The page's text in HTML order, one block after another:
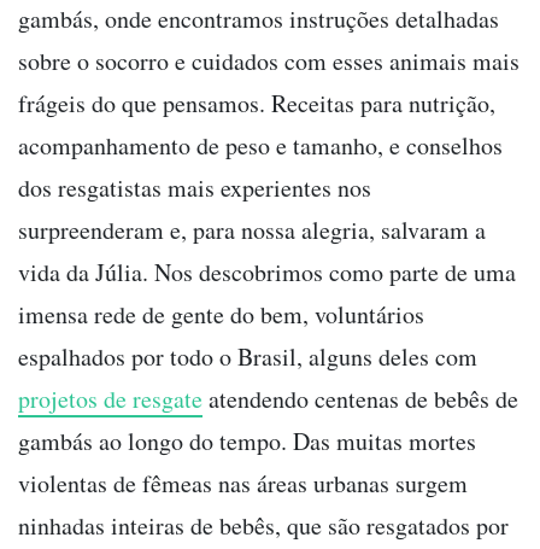
gambás, onde encontramos instruções detalhadas
sobre o socorro e cuidados com esses animais mais
frágeis do que pensamos. Receitas para nutrição,
acompanhamento de peso e tamanho, e conselhos
dos resgatistas mais experientes nos
surpreenderam e, para nossa alegria, salvaram a
vida da Júlia. Nos descobrimos como parte de uma
imensa rede de gente do bem, voluntários
espalhados por todo o Brasil, alguns deles com
projetos de resgateatendendo centenas de bebês de
gambás ao longo do tempo. Das muitas mortes
violentas de fêmeas nas áreas urbanas surgem
ninhadas inteiras de bebês, que são resgatados por